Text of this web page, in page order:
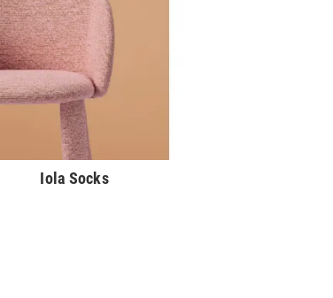
Iola Socks